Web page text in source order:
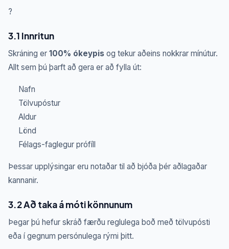
?
3.1 Innritun
Skráning er 100% ókeypis og tekur aðeins nokkrar mínútur.
Allt sem þú þarft að gera er að fylla út:
Nafn
Tölvupóstur
Aldur
Lönd
Félags-faglegur prófíll
Þessar upplýsingar eru notaðar til að bjóða þér aðlagaðar
kannanir.
3.2 Að taka á móti könnunum
Þegar þú hefur skráð færðu reglulega boð með tölvupósti
eða í gegnum persónulega rými þitt.